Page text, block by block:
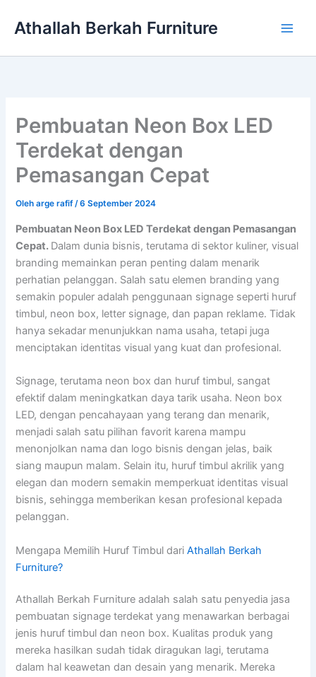
Athallah Berkah Furniture
Pembuatan Neon Box LED
Terdekat dengan
Pemasangan Cepat
Oleharge rafif/6 September 2024
Pembuatan Neon Box LED Terdekat dengan Pemasangan
Cepat. Dalam dunia bisnis, terutama di sektor kuliner, visual
branding memainkan peran penting dalam menarik
perhatian pelanggan. Salah satu elemen branding yang
semakin populer adalah penggunaan signage seperti huruf
timbul, neon box, letter signage, dan papan reklame. Tidak
hanya sekadar menunjukkan nama usaha, tetapi juga
menciptakan identitas visual yang kuat dan profesional.
Signage, terutama neon box dan huruf timbul, sangat
efektif dalam meningkatkan daya tarik usaha. Neon box
LED, dengan pencahayaan yang terang dan menarik,
menjadi salah satu pilihan favorit karena mampu
menonjolkan nama dan logo bisnis dengan jelas, baik
siang maupun malam. Selain itu, huruf timbul akrilik yang
elegan dan modern semakin memperkuat identitas visual
bisnis, sehingga memberikan kesan profesional kepada
pelanggan.
Mengapa Memilih Huruf Timbul dariAthallah Berkah
Furniture?
Athallah Berkah Furniture adalah salah satu penyedia jasa
pembuatan signage terdekat yang menawarkan berbagai
jenis huruf timbul dan neon box. Kualitas produk yang
mereka hasilkan sudah tidak diragukan lagi, terutama
dalam hal keawetan dan desain yang menarik. Mereka